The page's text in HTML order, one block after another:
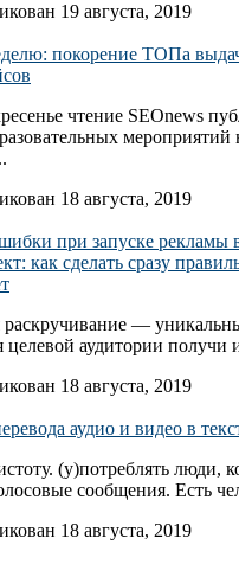
19 августа, 2019
покорение ТОПа
чтение SEOnews
мероприятий
18 августа, 2019
при запуске рекламы
как сделать сразу
раскручивание —
целевой аудитории получи
18 августа, 2019
аудио и видео в
(у)потреблять люди,
сообщения. Есть
18 августа, 2019